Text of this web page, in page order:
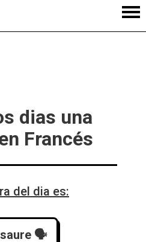
dias una
Francés
del dia es:
🗣️